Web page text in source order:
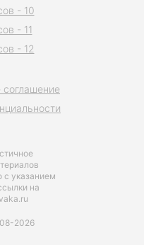
с указанием
на
соглашение
- 10
- 11
- 12
2026